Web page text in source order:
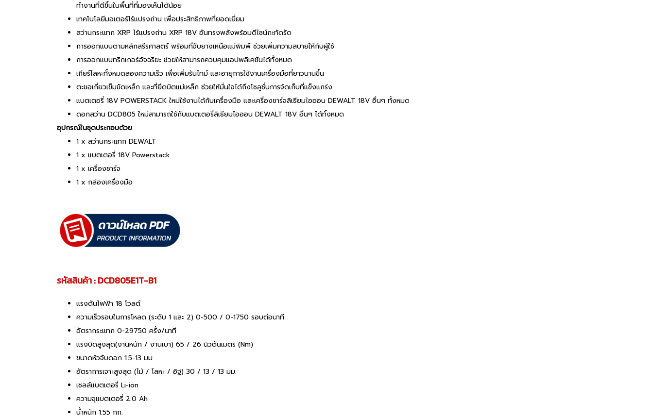
ทำงานที่ดีขึ้นในพื้นที่ที่มองเห็นได้น้อย
เทคโนโลยีมอเตอร์ไร้แปรงถ่าน เพื่อประสิทธิภาพที่ยอดเยี่ยม
สว่านกระแทก XRP ไร้แปรงถ่าน XRP 18V อันทรงพลังพร้อมดีไซน์กะทัดรัด
การออกแบบตามหลักสรีรศาสตร์ พร้อมที่จับยางเหนือแม่พิมพ์ ช่วยเพิ่มความสบายให้กับผู้ใช้
การออกแบบทริกเกอร์อัจฉริยะ ช่วยให้สามารถควบคุมแอปพลิเคชันได้ทั้งหมด
เกียร์โลหะทั้งหมดสองความเร็ว เพื่อเพิ่มรันไทม์ และอายุการใช้งานเครื่องมือที่ยาวนานขึ้น
ตะขอเกี่ยวเข็มขัดเหล็ก และที่ยึดบิตแม่เหล็ก ช่วยให้มั่นใจได้ถึงโซลูชั่นการจัดเก็บที่แข็งแกร่ง
แบตเตอรี่ 18V POWERSTACK ใหม่ใช้งานได้กับเครื่องมือ และเครื่องชาร์จลิเธียมไอออน DEWALT 18V อื่นๆ ทั้งหมด
ดอกสว่าน DCD805 ใหม่สามารถใช้กับแบตเตอรี่ลิเธียมไอออน DEWALT 18V อื่นๆ ได้ทั้งหมด
อุปกรณ์ในชุดประกอบด้วย
1 x สว่านกระแทก DEWALT
1 x แบตเตอรี่ 18V Powerstack
1 x เครื่องชาร์จ
1 x กล่องเครื่องมือ
รหัสสินค้า : DCD805E1T-B1
แรงดันไฟฟ้า 18 โวลต์
ความเร็วรอบในการโหลด (ระดับ 1 และ 2) 0-500 / 0-1750 รอบต่อนาที
อัตรากระแทก 0-29750 ครั้ง/นาที
แรงบิดสูงสุด(งานหนัก / งานเบา) 65 / 26 นิวตันเมตร (Nm)
ขนาดหัวจับดอก 1.5-13 มม.
อัตราการเจาะสูงสุด (ไม้ / โลหะ / อิฐ) 30 / 13 / 13 มม.
เซลล์แบตเตอรี่ Li-ion
ความจุแบตเตอรี่ 2.0 Ah
น้ำหนัก 1.55 กก.